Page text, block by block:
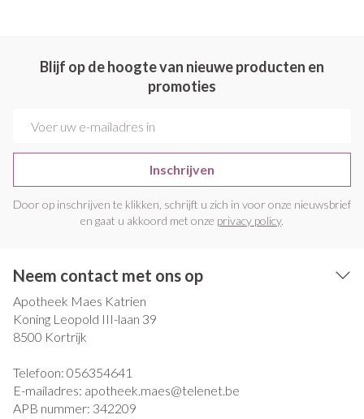
Blijf op de hoogte van nieuwe producten en
promoties
Inschrijven
Door op inschrijven te klikken, schrijft u zich in voor onze nieuwsbrief
en gaat u akkoord met onze privacy policy.
Neem contact met ons op
Apotheek Maes Katrien
Koning Leopold III-laan 39
8500 Kortrijk
Telefoon: 056354641
E-mailadres: apotheek.maes@telenet.be
APB nummer: 342209